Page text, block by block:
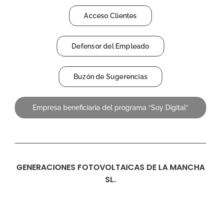
Acceso Clientes
Defensor del Empleado
Buzón de Sugerencias
Empresa beneficiaria del programa “Soy Digital”
GENERACIONES FOTOVOLTAICAS DE LA MANCHA
SL.